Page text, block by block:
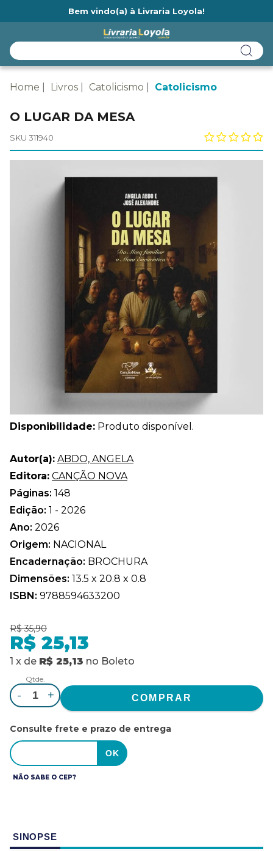
Bem vindo(a) à Livraria Loyola!
Home Livros Catolicismo Catolicismo
O LUGAR DA MESA
SKU 311940
Disponibilidade: Produto disponível.
Autor(a): ABDO, ANGELA
Editora: CANÇÃO NOVA
Páginas: 148
Edição: 1 - 2026
Ano: 2026
Origem: NACIONAL
Encadernação: BROCHURA
Dimensões: 13.5 x 20.8 x 0.8
ISBN: 9788594633200
R$ 35,90
R$ 25,13
1 x de R$ 25,13 no Boleto
Qtde.
- +
Consulte frete e prazo de entrega
NÃO SABE O CEP?
SINOPSE